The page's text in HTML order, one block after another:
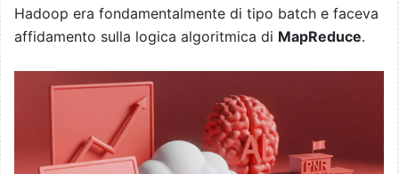
Hadoop era fondamentalmente di tipo batch e faceva
affidamento sulla logica algoritmica di MapReduce.